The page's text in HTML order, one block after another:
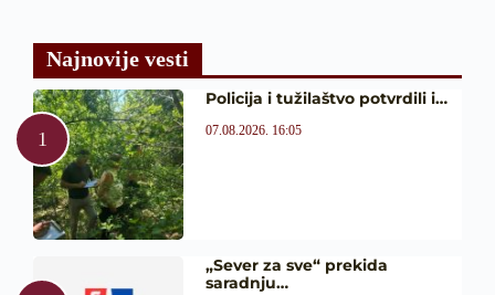
Najnovije vesti
Policija i tužilaštvo potvrdili i…
07.08.2026. 16:05
„Sever za sve“ prekida
saradnju…